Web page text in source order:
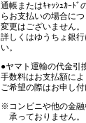
通帳またはｷｬｯｼｭｶｰﾄﾞ
らお支払いの場合に
変更はございません。
詳しくはゆうちょ銀
い。
●ヤマト運輸の代金引
手数料はお支払額によ
ご希望の際はお申し付
※コンビニや他の金融
承っておりません。